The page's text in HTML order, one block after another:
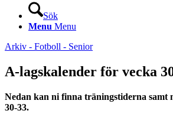
Sök
Menu Menu
Arkiv - Fotboll - Senior
A-lagskalender för vecka
Nedan kan ni finna träningstiderna samt
30-33.